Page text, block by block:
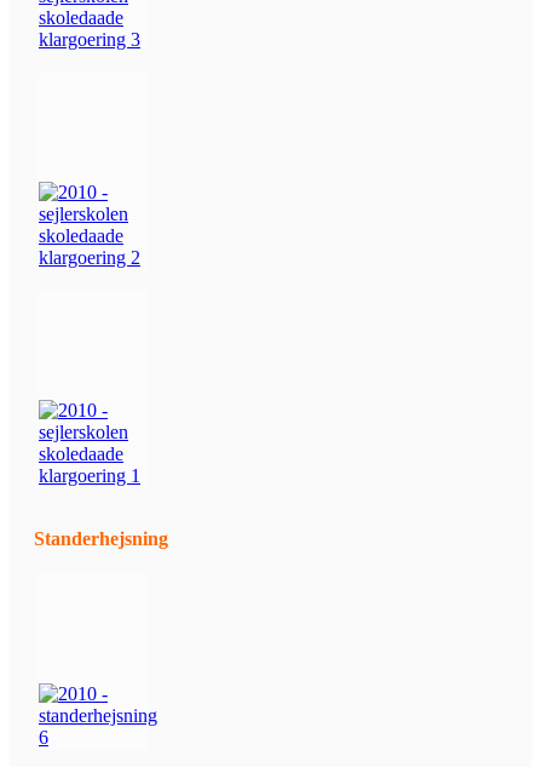
Standerhejsning